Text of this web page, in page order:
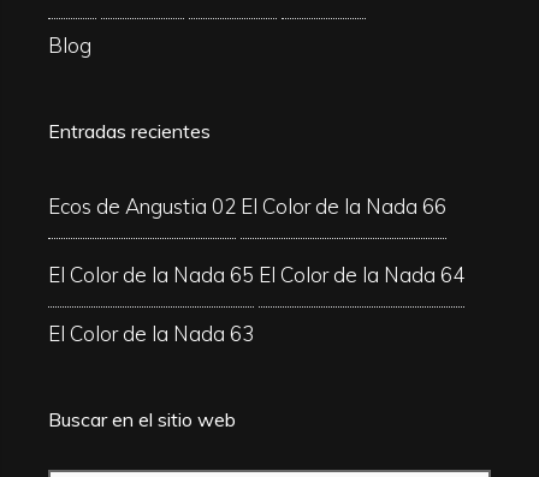
Blog
Entradas recientes
Ecos de Angustia 02 El Color de la Nada 66
El Color de la Nada 65 El Color de la Nada 64
El Color de la Nada 63
Buscar en el sitio web